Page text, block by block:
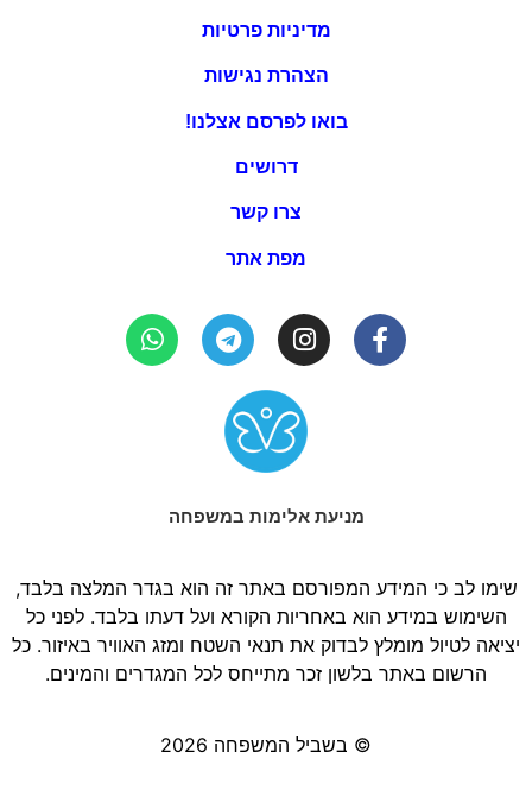
מדיניות פרטיות
הצהרת נגישות
בואו לפרסם אצלנו!
דרושים
צרו קשר
מפת אתר
מניעת אלימות במשפחה
שימו לב כי המידע המפורסם באתר זה הוא בגדר המלצה בלבד,
השימוש במידע הוא באחריות הקורא ועל דעתו בלבד. לפני כל
יציאה לטיול מומלץ לבדוק את תנאי השטח ומזג האוויר באיזור. כל
הרשום באתר בלשון זכר מתייחס לכל המגדרים והמינים.
© בשביל המשפחה 2026